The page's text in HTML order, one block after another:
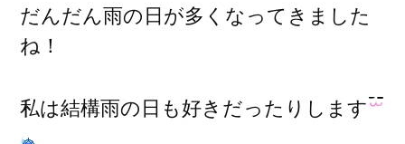
だんだん雨の日が多くなってきました
ね！
私は結構雨の日も好きだったりします